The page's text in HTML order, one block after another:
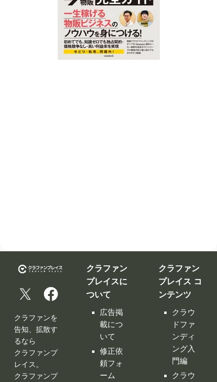
クラファンを
告知、拡散す
るなら
クラファンプ
レイス。
クラファンプ
クラファン
プレイスに
ついて
広告掲
載につ
いて
修正依
頼フォ
ーム
クラファン
プレイス コ
ンテンツ
クラウ
ドファ
ンディ
ング入
門編
クラウ